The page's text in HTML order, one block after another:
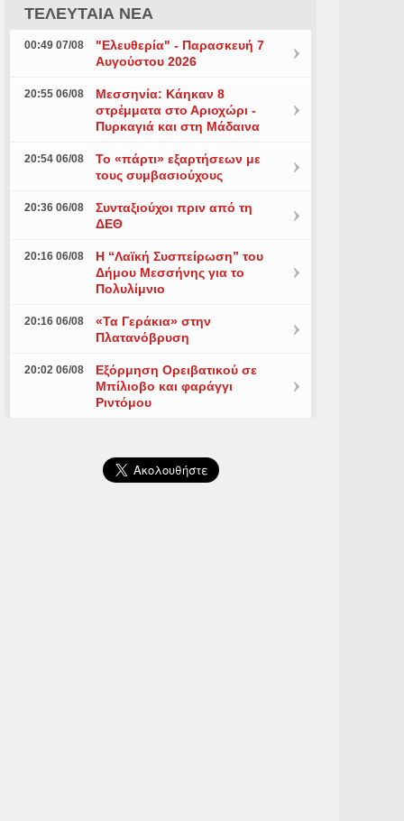
ΤΕΛΕΥΤΑΙΑ ΝΕΑ
00:49 07/08
"Ελευθερία" - Παρασκευή 7
Αυγούστου 2026
20:55 06/08
Μεσσηνία: Κάηκαν 8
στρέμματα στο Αριοχώρι -
Πυρκαγιά και στη Μάδαινα
20:54 06/08
Το «πάρτι» εξαρτήσεων με
τους συμβασιούχους
20:36 06/08
Συνταξιούχοι πριν από τη
ΔΕΘ
20:16 06/08
Η “Λαϊκή Συσπείρωση” του
Δήμου Μεσσήνης για το
Πολυλίμνιο
20:16 06/08
«Τα Γεράκια» στην
Πλατανόβρυση
20:02 06/08
Εξόρμηση Ορειβατικού σε
Μπίλιοβο και φαράγγι
Ριντόμου